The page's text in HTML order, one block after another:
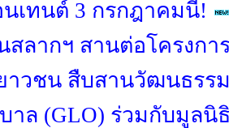
เทนต์ 3 กรกฎาคมนี้!
สลากฯ สานต่อโครงการ
าวชน สืบสานวัฒนธรร
าล (GLO) ร่วมกับมูล